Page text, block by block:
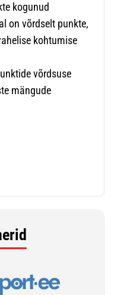
kogunud
on võrdselt punkte,
kohtumise
võrdsuse
mängude